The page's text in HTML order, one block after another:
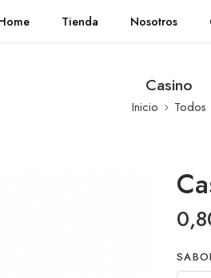
Tienda Nosotros
Casino
Inicio Todos